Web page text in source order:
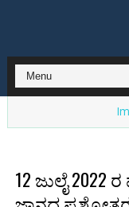
Important
12 ಜುಲೈ 2022